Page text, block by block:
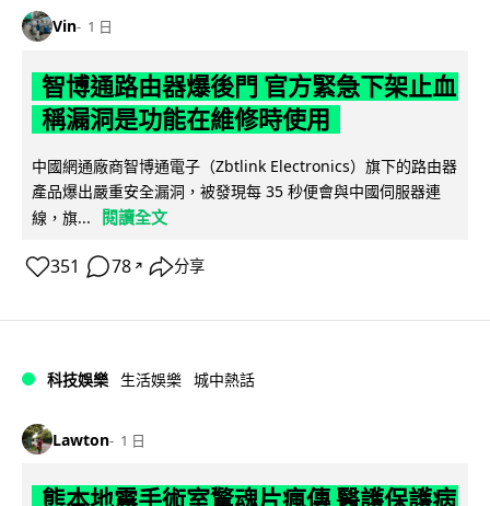
Vin 1 日
智博通路由器爆後門 官方緊急下架止血
稱漏洞是功能在維修時使用
中國網通廠商智博通電子（Zbtlink Electronics）旗下的路由器
產品爆出嚴重安全漏洞，被發現每 35 秒便會與中國伺服器連
線，旗...
閱讀全文
351 78 ↗ 分享
科技娛樂 生活娛樂 城中熱話
Lawton 1 日
熊本地震手術室驚魂片瘋傳 醫護保護病